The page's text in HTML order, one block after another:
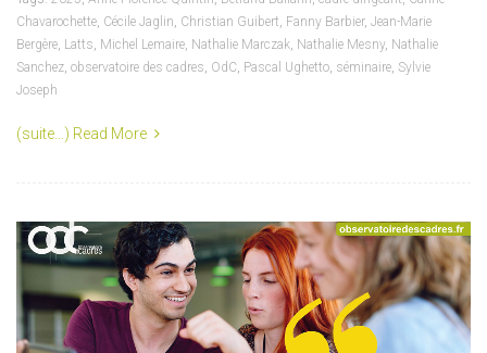
Chavarochette Cécile Jaglin Christian Guibert Fanny Barbier, Jean-Marie
Bergère Latts Michel Lemaire Nathalie Marczak Nathalie Mesny, Nathalie
Sanchez observatoire des cadres OdC Pascal Ughetto séminaire Sylvie
Joseph
(suite…) Read More